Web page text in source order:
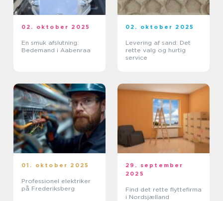
02. oktober 2025
En smuk afslutning:
Bedemand i Aabenraa
02. oktober 2025
Levering af sand: Det
rette valg og hurtig
service
01. oktober 2025
Professionel elektriker
på Frederiksberg
29. september
2025
Find det rette flyttefirma
i Nordsjælland